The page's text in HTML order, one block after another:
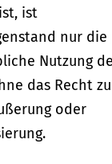
ist
nur
Nutzung
das Recht
oder